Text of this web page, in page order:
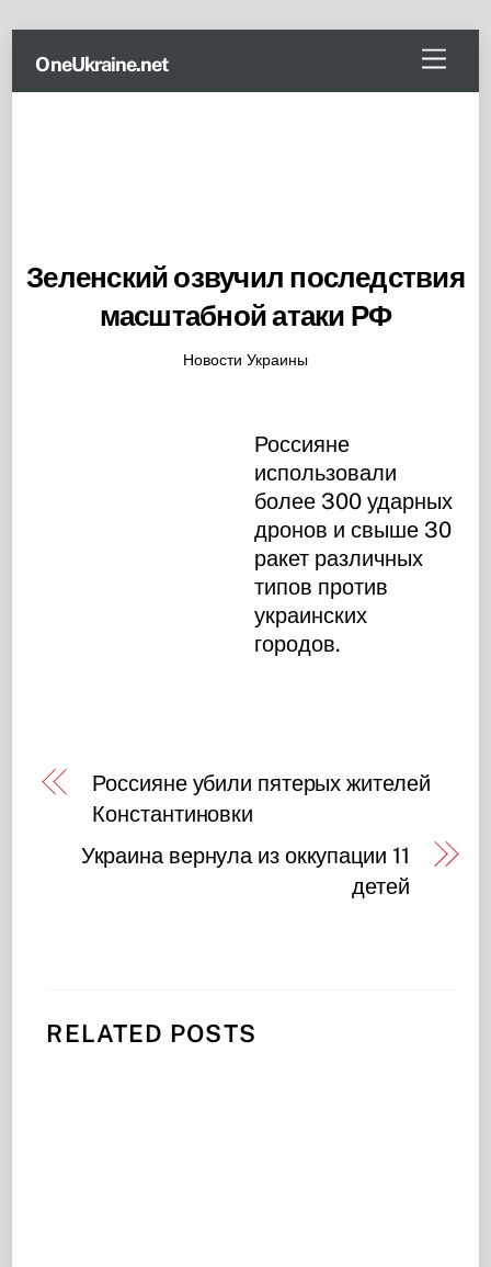
content
Menu
OneUkraine.net
Зеленский озвучил последствия
масштабной атаки РФ
Новости Украины
Россияне
использовали
более 300 ударных
дронов и свыше 30
ракет различных
типов против
украинских
городов.
Россияне убили пятерых жителей
Константиновки
Украина вернула из оккупации 11
детей
RELATED POSTS